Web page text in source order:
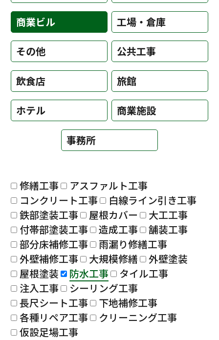
商業ビル 工場・倉庫
その他 公共工事
飲食店 旅館
ホテル 商業施設
事務所
修繕工事
アスファルト工事
コンクリート工事
白線ライン引き工事
鉄部塗装工事
屋根カバー
大工工事
付帯部塗装工事
造成工事
舗装工事
部分床補修工事
雨漏り修繕工事
外壁補修工事
大規模修繕
外壁塗装
屋根塗装
防水工事
タイル工事
注入工事
シーリング工事
長尺シート工事
下地補修工事
各種リペア工事
クリーニング工事
仮設足場工事